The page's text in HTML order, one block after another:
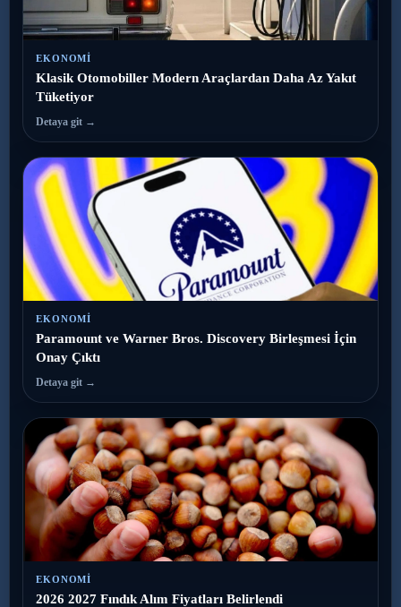
EKONOMI
Klasik Otomobiller Modern Araçlardan Daha Az Yakıt
Tüketiyor
Detaya git →
EKONOMI
Paramount ve Warner Bros. Discovery Birleşmesi İçin
Onay Çıktı
Detaya git →
EKONOMI
2026 2027 Fındık Alım Fiyatları Belirlendi